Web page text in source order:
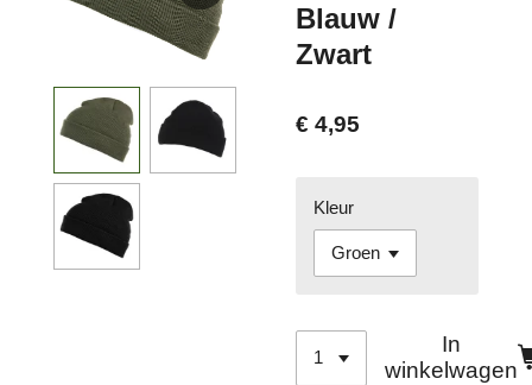
Blauw /
Zwart
€ 4,95
Kleur
In
winkelwagen